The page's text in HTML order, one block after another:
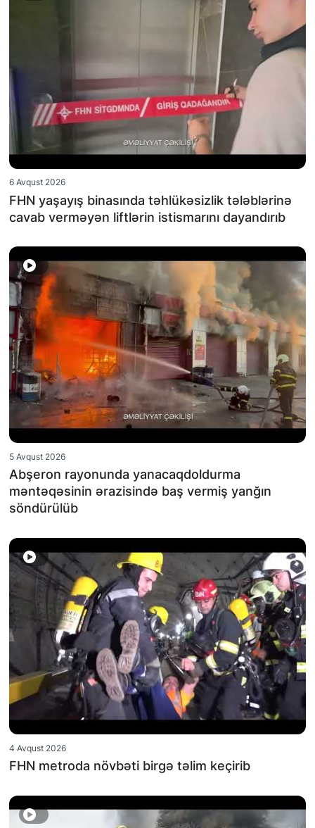
6 Avqust 2026
FHN yaşayış binasında təhlükəsizlik tələblərinə
cavab verməyən liftlərin istismarını dayandırıb
5 Avqust 2026
Abşeron rayonunda yanacaqdoldurma
məntəqəsinin ərazisində baş vermiş yanğın
söndürülüb
4 Avqust 2026
FHN metroda növbəti birgə təlim keçirib